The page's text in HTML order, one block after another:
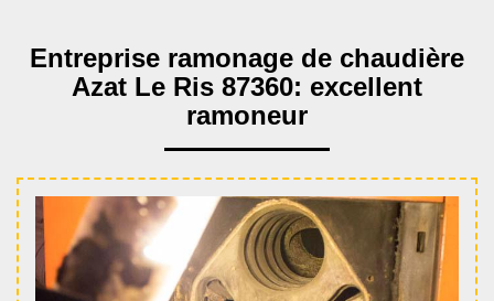
Entreprise ramonage de chaudière
Azat Le Ris 87360: excellent
ramoneur